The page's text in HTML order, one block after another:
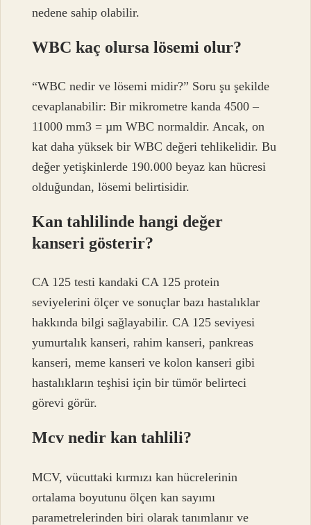
nedene sahip olabilir.
WBC kaç olursa lösemi olur?
“WBC nedir ve lösemi midir?” Soru şu şekilde
cevaplanabilir: Bir mikrometre kanda 4500 –
11000 mm3 = µm WBC normaldir. Ancak, on
kat daha yüksek bir WBC değeri tehlikelidir. Bu
değer yetişkinlerde 190.000 beyaz kan hücresi
olduğundan, lösemi belirtisidir.
Kan tahlilinde hangi değer
kanseri gösterir?
CA 125 testi kandaki CA 125 protein
seviyelerini ölçer ve sonuçlar bazı hastalıklar
hakkında bilgi sağlayabilir. CA 125 seviyesi
yumurtalık kanseri, rahim kanseri, pankreas
kanseri, meme kanseri ve kolon kanseri gibi
hastalıkların teşhisi için bir tümör belirteci
görevi görür.
Mcv nedir kan tahlili?
MCV, vücuttaki kırmızı kan hücrelerinin
ortalama boyutunu ölçen kan sayımı
parametrelerinden biri olarak tanımlanır ve